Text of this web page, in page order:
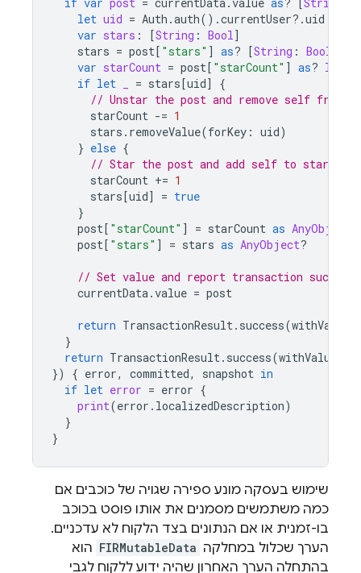
let uid = Auth .auth().currentUser?.uid
var stars : [String : Bool]
stars = post[ "stars" ] as? [String : Bool
var starCount = post[ "starCount" ] as? Int
if let = stars[uid]
{
// Unstar the post and remove self from
starCount -= 1
stars . removeValue(forKey : uid)
} else {
// Star the post and add self to stars
starCount += 1
stars[uid] = true
}
post[ "starCount" ] = starCount as AnyObject
post[ "stars" ] = stars as AnyObject?
// Set value and report transaction success
currentData.value = post
return TransactionResult. success(withValue
}
return TransactionResult. success(withValue
})
{ error, committed, snapshot in
if let error = error {
print(error . localizedDescription)
}
}
שימוש בעסקה מונע ספירה שגויה של כוכבים אם
כמה משתמשים מסמנים את אותו פוסט בכוכב
בו-זמנית או אם הנתונים בצד הלקוח לא עדכניים.
הערך שכלול במחלקה FIRMutableData הוא
בהתחלה הערך האחרון שהיה ידוע ללקוח לגבי